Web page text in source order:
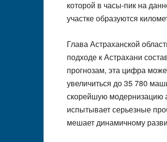
которой в часы-пик на
участке образуются
Глава Астраханской
подходе к Астрахани
прогнозам, эта цифра
увеличиться до 35 780
скорейшую модернизацию
испытывает серьезные
мешает динамичному